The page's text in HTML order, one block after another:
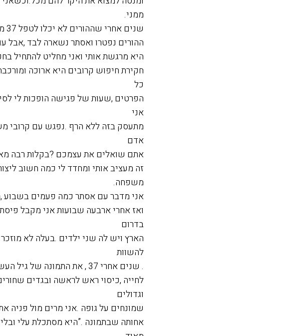
ממני.
שנים אחרי שההורים לא יכלו לטפל 37 מסתבר שאחותה של אסתר נשלחה למשפחה אומנת לפני בה .מאז
ההורים נפטרו ואסתר נשארה לבד ,אבל
היא מרגשת אותי ואני מחליט להתחיל
חקירת חיפוש קרובים היא ארוכה
כל
הפרטים ,שעות של פגישה הופכות לי
אני
מתעסק בזה ללא הרף .נפגש עם קרובי
אדם
אתם שואלים את עצמכם ?בקלות רבה
זה מעציב אותי ומחדד לי כמה חשוב
משפחה.
אני מדבר עם אסתר כמה פעמים בשבוע
ואז אחרי ארבעה שבועות אני מקבל
בדרום
הארץ ויש לה שני ילדים .בעלה לא
להשוות
. שנים אחרי 37 , את התמונה של גיל העשרה לאיך שהייתה צריכה להיראות עכשיו
וגדולים
שמונחים על גופה .אני מרים מול פניה
אחותה שבתמונה .”היא מסתכלת עלי